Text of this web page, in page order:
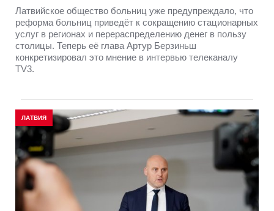
Латвийское общество больниц уже предупреждало, что
реформа больниц приведёт к сокращению стационарных
услуг в регионах и перераспределению денег в пользу
столицы. Теперь её глава Артур Берзиньш
конкретизировал это мнение в интервью телеканалу
TV3.
ЛАТВИЯ